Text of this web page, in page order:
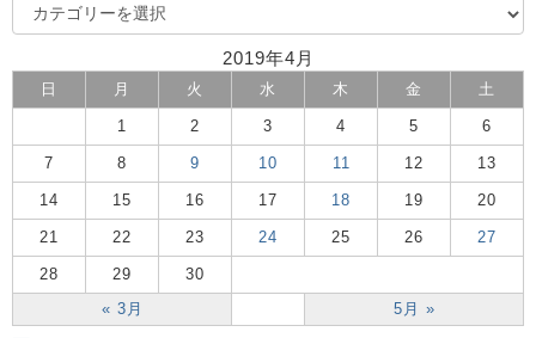
2019年4月
日 月 火 水 木 金 土
« 3月 5月 »
1 2 3 4 5 6
7 8 9 10 11 12 13
14 15 16 17 18 19 20
21 22 23 24 25 26 27
28 29 30